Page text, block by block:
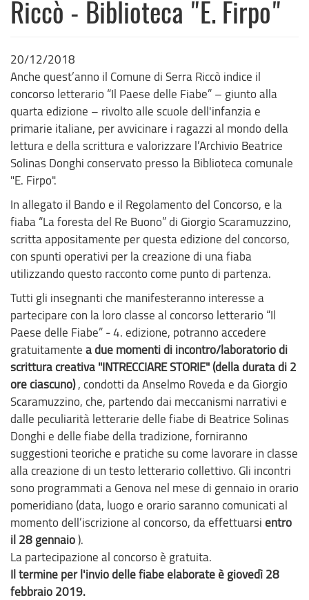
Riccò - Biblioteca "E. Firpo"
20/12/2018
Anche quest’anno il Comune di Serra Riccò indice il
concorso letterario “Il Paese delle Fiabe” – giunto alla
quarta edizione – rivolto alle scuole dell'infanzia e
primarie italiane, per avvicinare i ragazzi al mondo della
lettura e della scrittura e valorizzare l’Archivio Beatrice
Solinas Donghi conservato presso la Biblioteca comunale
"E. Firpo".
In allegato il Bando e il Regolamento del Concorso, e la
fiaba “La foresta del Re Buono” di Giorgio Scaramuzzino,
scritta appositamente per questa edizione del concorso,
con spunti operativi per la creazione di una fiaba
utilizzando questo racconto come punto di partenza.
Tutti gli insegnanti che manifesteranno interesse a
partecipare con la loro classe al concorso letterario “Il
Paese delle Fiabe” ‐ 4. edizione, potranno accedere
gratuitamente a due momenti di incontro/laboratorio di
scrittura creativa "INTRECCIARE STORIE" (della durata di 2
ore ciascuno), condotti da Anselmo Roveda e da Giorgio
Scaramuzzino, che, partendo dai meccanismi narrativi e
dalle peculiarità letterarie delle fiabe di Beatrice Solinas
Donghi e delle fiabe della tradizione, forniranno
suggestioni teoriche e pratiche su come lavorare in classe
alla creazione di un testo letterario collettivo. Gli incontri
sono programmati a Genova nel mese di gennaio in orario
pomeridiano (data, luogo e orario saranno comunicati al
momento dell’iscrizione al concorso, da effettuarsi entro
il 28 gennaio).
La partecipazione al concorso è gratuita.
Il termine per l'invio delle fiabe elaborate è giovedì 28
febbraio 2019.